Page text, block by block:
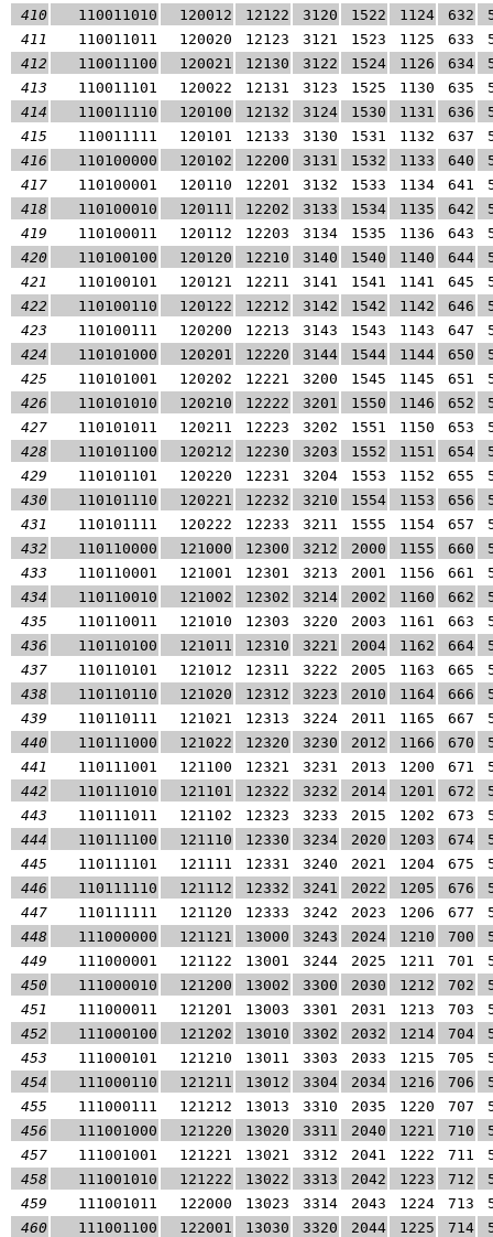
410
110011010 120012 12122 3120 1522 1124 632
411
110011011 120020 12123 3121 1523 1125 633
412
110011100 120021 12130 3122 1524 1126 634
413
110011101 120022 12131 3123 1525 1130 635
414
110011110 120100 12132 3124 1530 1131 636
415
110011111 120101 12133 3130 1531 1132 637
416
110100000 120102 12200 3131 1532 1133 640
417
110100001 120110 12201 3132 1533 1134 641
418
110100010 120111 12202 3133 1534 1135 642
419
110100011 120112 12203 3134 1535 1136 643
420
110100100 120120 12210 3140 1540 1140 644
421
110100101 120121 12211 3141 1541 1141 645
422
110100110 120122 12212 3142 1542 1142 646
423
110100111 120200 12213 3143 1543 1143 647
424
110101000 120201 12220 3144 1544 1144 650
425
110101001 120202 12221 3200 1545 1145 651
426
110101010 120210 12222 3201 1550 1146 652
427
110101011 120211 12223 3202 1551 1150 653
428
110101100 120212 12230 3203 1552 1151 654
429
110101101 120220 12231 3204 1553 1152 655
430
110101110 120221 12232 3210 1554 1153 656
431
110101111 120222 12233 3211 1555 1154 657
432
110110000 121000 12300 3212 2000 1155 660
433
110110001 121001 12301 3213 2001 1156 661
434
110110010 121002 12302 3214 2002 1160 662
435
110110011 121010 12303 3220 2003 1161 663
436
110110100 121011 12310 3221 2004 1162 664
437
110110101 121012 12311 3222 2005 1163 665
438
110110110 121020 12312 3223 2010 1164 666
439
110110111 121021 12313 3224 2011 1165 667
440
110111000 121022 12320 3230 2012 1166 670
441
110111001 121100 12321 3231 2013 1200 671
442
110111010 121101 12322 3232 2014 1201 672
443
110111011 121102 12323 3233 2015 1202 673
444
110111100 121110 12330 3234 2020 1203 674
445
110111101 121111 12331 3240 2021 1204 675
446
110111110 121112 12332 3241 2022 1205 676
447
110111111 121120 12333 3242 2023 1206 677
448
111000000 121121 13000 3243 2024 1210 700
449
111000001 121122 13001 3244 2025 1211 701
450
111000010 121200 13002 3300 2030 1212 702
451
111000011 121201 13003 3301 2031 1213 703
452
111000100 121202 13010 3302 2032 1214 704
453
111000101 121210 13011 3303 2033 1215 705
454
111000110 121211 13012 3304 2034 1216 706
455
111000111 121212 13013 3310 2035 1220 707
456
111001000 121220 13020 3311 2040 1221 710
457
111001001 121221 13021 3312 2041 1222 711
458
111001010 121222 13022 3313 2042 1223 712
459
111001011 122000 13023 3314 2043 1224 713
460
111001100 122001 13030 3320 2044 1225 714